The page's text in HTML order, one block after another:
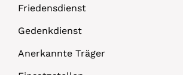
Friedensdienst
Gedenkdienst
Anerkannte Träger